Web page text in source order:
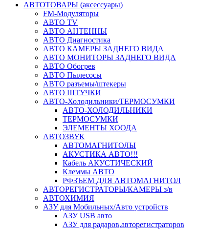
АВТОТОВАРЫ (аксессуары)
FM-Модуляторы
АВТО TV
АВТО АНТЕННЫ
АВТО Диагностика
АВТО КАМЕРЫ ЗАДНЕГО ВИДА
АВТО МОНИТОРЫ ЗАДНЕГО ВИДА
АВТО Обогрев
АВТО Пылесосы
АВТО разъемы/штекеры
АВТО ШТУЧКИ
АВТО-Холодильники/ТЕРМОСУМКИ
АВТО-ХОЛОДИЛЬНИКИ
ТЕРМОСУМКИ
ЭЛЕМЕНТЫ ХООДА
АВТОЗВУК
АВТОМАГНИТОЛЫ
АКУСТИКА АВТО!!!
Кабель АКУСТИЧЕСКИЙ
Клеммы АВТО
РФЗЪЕМ ДЛЯ АВТОМАГНИТОЛ
АВТОРЕГИСТРАТОРЫ/КАМЕРЫ з/в
АВТОХИМИЯ
АЗУ для Мобильных/Авто устройств
АЗУ USB авто
АЗУ для радаров,авторегистраторов